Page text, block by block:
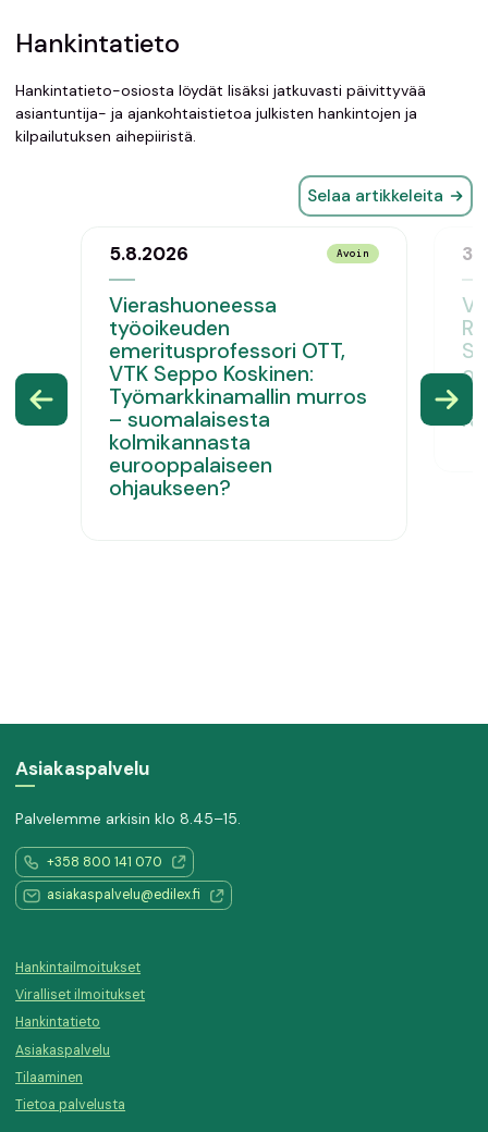
Hankintatieto
Hankintatieto-osiosta löydät lisäksi jatkuvasti päivittyvää
asiantuntija- ja ajankohtaistietoa julkisten hankintojen ja
kilpailutuksen aihepiiristä.
Selaa artikkeleita
5.8.2026 Avoin
Vierashuoneessa
työoikeuden
emeritusprofessori OTT,
VTK Seppo Koskinen:
Työmarkkinamallin murros
– suomalaisesta
kolmikannasta
eurooppalaiseen
ohjaukseen?
Asiakaspalvelu
Palvelemme arkisin klo 8.45–15.
+358 800 141 070
asiakaspalvelu@edilex.fi
Hankintailmoitukset
Viralliset ilmoitukset
Hankintatieto
Asiakaspalvelu
Tilaaminen
Tietoa palvelusta